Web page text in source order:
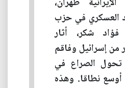
العسكري في حزب
فؤاد شكر، أثار
من إسرائيل وفاقم
الصراع في
نطاقا. وهذه